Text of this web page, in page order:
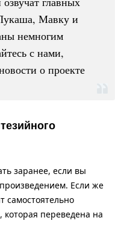
Мавку и
немногим
с нами,
о проекте
заранее, если вы
Если же
самостоятельно
которая переведена на